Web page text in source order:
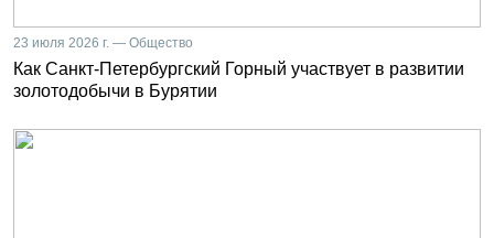
23 июля 2026 г. — Общество
Как Санкт-Петербургский Горный участвует в развитии
золотодобычи в Бурятии